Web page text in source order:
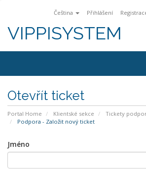
Čeština Přihlášení
VIPPISYSTEM
Otevřít ticket
Portal Home Klientské sekce
Tickety
Podpora - Založit nový ticket
Jméno